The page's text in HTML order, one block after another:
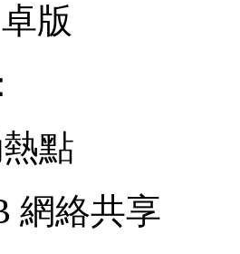
版
點
網絡共享